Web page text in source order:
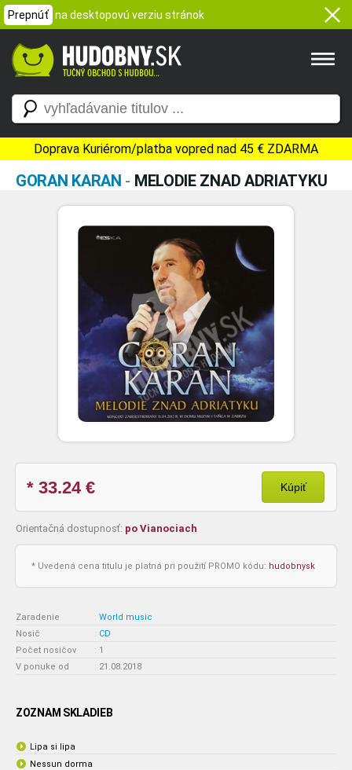
Prepnúť na desktopovú verziu stránok
Doprava Kuriérom/platba vopred nad 45 € ZDARMA
GORAN KARAN - MELODIE ZNAD ADRIATYKU
* 33.24€ Kúpiť
Orientačná dostupnosť: po Vianociach
* Uvedená cena titulu je platná pri použití PROMO kódu: hudobnysk
Zaradenie : World music
Nosič
: CD
Počet nosičov
: 1
V ponuke od
: 21.08.2018
ZOZNAM SKLADIEB
Lipa si lipa
Nessun dorma